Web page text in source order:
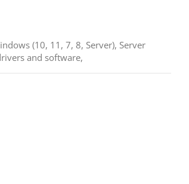
(10, 11, 7, 8, Server), Server
and software,